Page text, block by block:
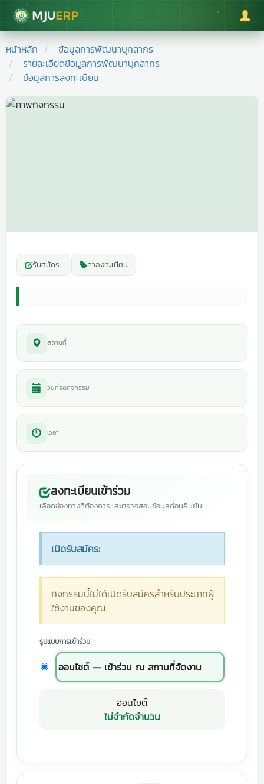
มหาวิทยาลัยแม่โจ้
หน้าหลัก
ข้อมูลการพัฒนาบุคลากร
รายละเอียดข้อมูลการพัฒนาบุคลากร
ข้อมูลการลงทะเบียน
รับสมัคร- ค่าลงทะเบียน
สถานที่
วันที่จัดกิจกรรม
เวลา
ลงทะเบียนเข้าร่วม
เลือกช่องทางที่ต้องการและตรวจสอบข้อมูลก่อนยืนยัน
เปิดรับสมัคร:
กิจกรรมนี้ไม่ได้เปิดรับสมัครสำหรับประเภทผู้
ใช้งานของคุณ
รูปแบบการเข้าร่วม
ออนไซต์ — เข้าร่วม ณ สถานที่จัดงาน
ออนไซต์
ไม่จำกัดจำนวน